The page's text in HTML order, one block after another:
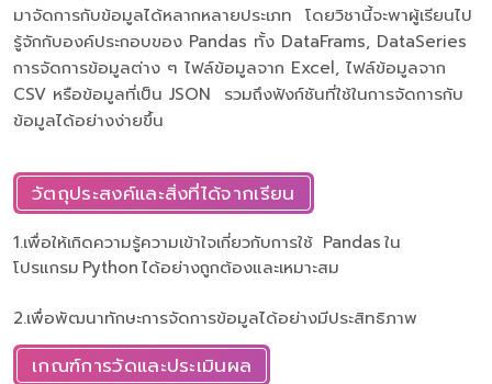
มาจัดการกับข้อมูลได้หลากหลายประเภท โดยวิชานี้จะพาผู้เรียนไป
รู้จักกับองค์ประกอบของ Pandas ทั้ง DataFrams, DataSeries
การจัดการข้อมูลต่าง ๆ ไฟล์ข้อมูลจาก Excel, ไฟล์ข้อมูลจาก
CSV หรือข้อมูลที่เป็น JSON รวมถึงฟังก์ชันที่ใช้ในการจัดการกับ
ข้อมูลได้อย่างง่ายขึ้น
วัตถุประสงค์และสิ่งที่ได้จากเรียน
1.เพื่อให้เกิดความรู้ความเข้าใจเกี่ยวกับการใช้ Pandas ใน
โปรแกรม Python ได้อย่างถูกต้องและเหมาะสม
2.เพื่อพัฒนาทักษะการจัดการข้อมูลได้อย่างมีประสิทธิภาพ
เกณฑ์การวัดและประเมินผล